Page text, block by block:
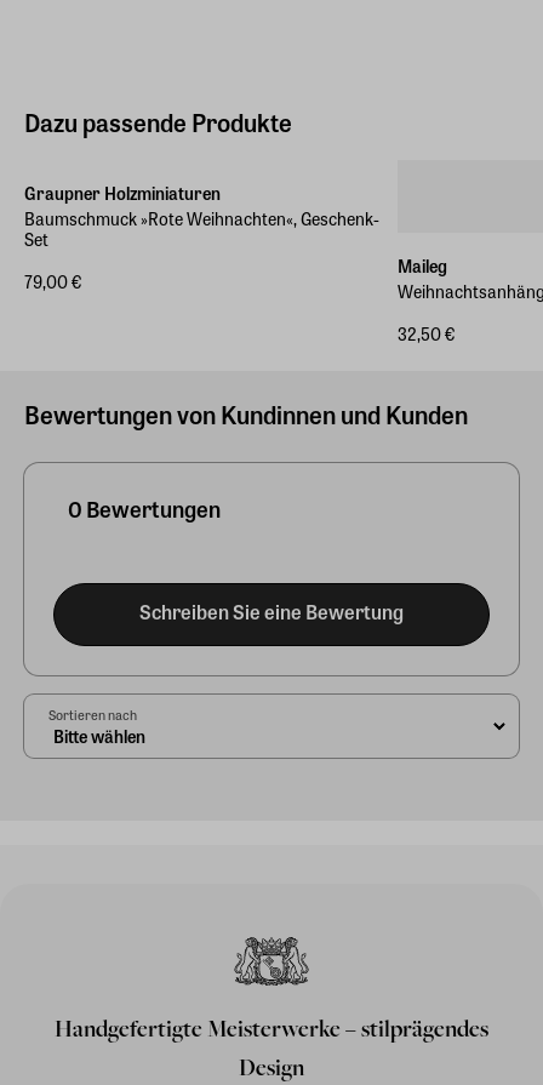
Dazu passende Produkte
Graupner Holzminiaturen
Baumschmuck »Rote Weihnachten«, Geschenk-
Set
79,00 €
Maileg
32,50 €
Bewertungen von Kundinnen und Kunden
0 Bewertungen
Schreiben Sie eine Bewertung
Sortieren nach
Handgefertigte Meisterwerke – stilprägendes
Design